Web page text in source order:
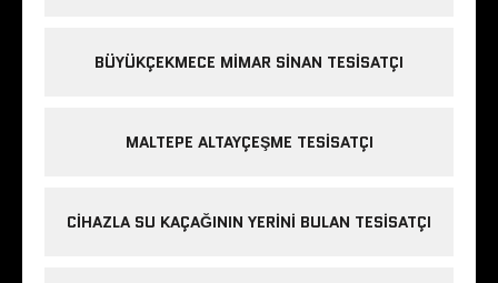
BÜYÜKÇEKMECE MIMAR SINAN TESISATÇI
MALTEPE ALTAYÇEŞME TESISATÇI
CIHAZLA SU KAÇAĞININ YERINI BULAN TESISATÇI